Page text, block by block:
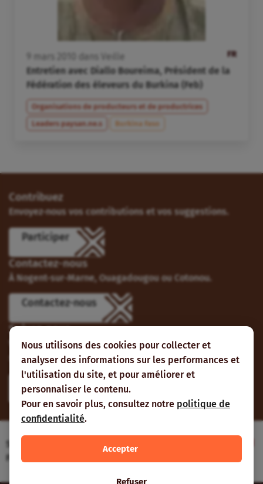
Nous utilisons des cookies pour collecter et
analyser des informations sur les performances et
l'utilisation du site, et pour améliorer et
personnaliser le contenu.
Pour en savoir plus, consultez notre politique de
confidentialité.
Accepter
Refuser
FR
mars dans
Veille
Entretien avec Diallo Boureima, Président de la
Fédération des éleveurs du Burkina (Feb)
Organisations de producteurs et de productrices
Leaders paysan.ne.s
Burkina Faso
Contribuez
Envoyez-nous vos contributions et vos suggestions.
Participer
Contactez-nous
À Nogent-sur-Marne, Ouagadougou ou Cotonou.
Contactez-nous
Suivez-nous
Vous pouvez aussi vous abonner à nos flux RSS et nous
suivre sur les réseaux sociaux.
Site web réalisé avec le soutien de l’Agence
Française de Développement